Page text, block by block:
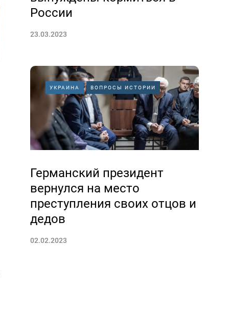
России
23.03.2023
УКРАИНА ВОПРОСЫ ИСТОРИИ
Германский президент
вернулся на место
преступления своих отцов и
дедов
02.02.2023